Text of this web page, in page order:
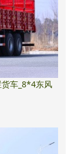
车_8*4东风